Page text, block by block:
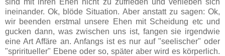
sind mit ihren Ehen nicht zu zufrieden und verlieben sich
ineinander. Ok, blöde Situation. Aber anstatt zu sagen: Ok,
wir beenden erstmal unsere Ehen mit Scheidung etc und
gucken dann, was zwischen uns ist, fangen sie irgendwie
eine Art Affäre an. Anfangs ist es nur auf "seelischer" oder
"spriritueller" Ebene oder so, später aber wird es körperlich.